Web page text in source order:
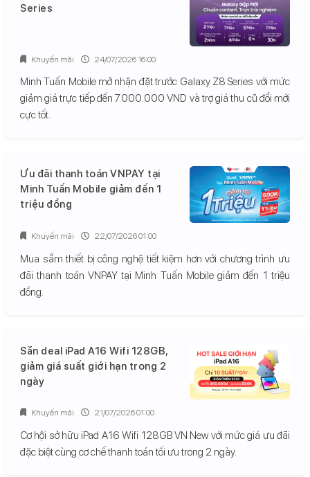
Series
Minh Tuấn Mobile mở nhận đặt trước Galaxy Z8 Series với mức
giảm giá trực tiếp đến 7.000.000 VND và trợ giá thu cũ đổi mới
cực tốt.
Khuyến mãi 24/07/2026 16:00
Ưu đãi thanh toán VNPAY tại
Minh Tuấn Mobile giảm đến 1
triệu đồng
Mua sắm thiết bị công nghệ tiết kiệm hơn với chương trình ưu
đãi thanh toán VNPAY tại Minh Tuấn Mobile giảm đến 1 triệu
đồng.
Khuyến mãi 22/07/2026 01:00
Săn deal iPad A16 Wifi 128GB,
giảm giá suất giới hạn trong 2
ngày
Cơ hội sở hữu iPad A16 Wifi 128GB VN New với mức giá ưu đãi
đặc biệt cùng cơ chế thanh toán tối ưu trong 2 ngày.
Khuyến mãi 21/07/2026 01:00